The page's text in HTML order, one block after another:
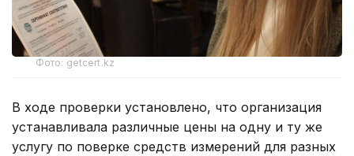
Фото: getcert.kz
В ходе проверки установлено, что организация
устанавливала различные цены на одну и ту же
услугу по поверке средств измерений для разных